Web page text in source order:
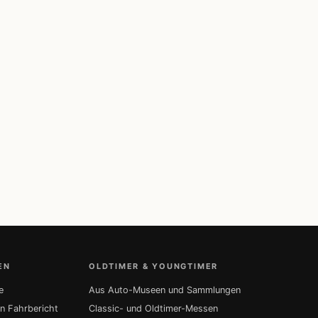
Fahrbericht
OLDTIMER & YOUNGTIMER
Aus Auto-Museen und Sammlungen
Classic- und Oldtimer-Messen